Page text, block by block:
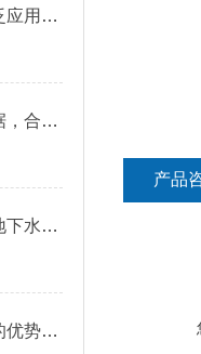
全自动布病检测工作站—广泛应用于医疗机构、疾控中心、畜牧兽医站等场所
雨量监测站—监测降雨量数据，合理规划和利用水资源，提高水资源利用效率
投入式水位监测设备—掌握地下水资源状况，及时调整供水计划
旋浆式流速仪水库流速监测的优势：便于携带与现场安装，能快速投入监测
产品